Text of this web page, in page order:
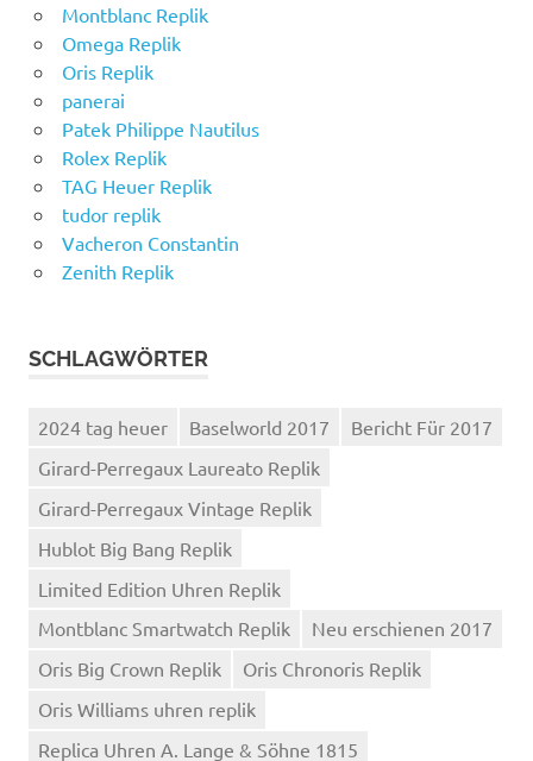
Montblanc Replik
Omega Replik
Oris Replik
panerai
Patek Philippe Nautilus
Rolex Replik
TAG Heuer Replik
tudor replik
Vacheron Constantin
Zenith Replik
SCHLAGWÖRTER
2024 tag heuer Baselworld 2017
Bericht Für 2017
Girard-Perregaux Laureato Replik
Girard-Perregaux Vintage Replik
Hublot Big Bang Replik
Limited Edition Uhren Replik
Montblanc Smartwatch Replik
Neu erschienen 2017
Oris Big Crown Replik
Oris Chronoris Replik
Oris Williams uhren replik
Replica Uhren A. Lange & Söhne 1815